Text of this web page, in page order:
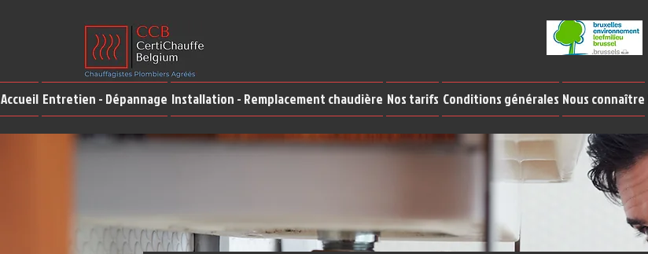
Accueil Entretien - Dépannage Installation - Remplacement chaudière Nos tarifs Conditions générales Nous connaître